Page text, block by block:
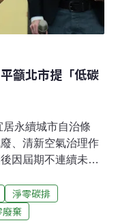
籲北市提「低碳
永續城市自治條
、清新空氣治理作
因屆期不連續未如
擬定低碳自治條
」入法。綠色和平
淨零碳排
廢棄